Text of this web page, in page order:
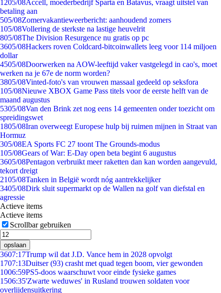
1205/08Accell, moederbedrijf Sparta en Batavus, vraagt uitstel van
betaling aan
505/08Zomervakantieweerbericht: aanhoudend zomers
105/08Vollering de sterkste na lastige heuvelrit
805/08The Division Resurgence nu gratis op pc
3605/08Hackers roven Coldcard-bitcoinwallets leeg voor 114 miljoen
dollar
4505/08Doorwerken na AOW-leeftijd vaker vastgelegd in cao's, moet
werken na je 67e de norm worden?
3805/08Vinted-foto's van vrouwen massaal gedeeld op seksfora
105/08Nieuwe XBOX Game Pass titels voor de eerste helft van de
maand augustus
5305/08Van den Brink zet nog eens 14 gemeenten onder toezicht om
spreidingswet
1805/08Iran overweegt Europese hulp bij ruimen mijnen in Straat van
Hormuz
305/08EA Sports FC 27 toont The Grounds-modus
105/08Gears of War: E-Day open beta begint 6 augustus
3605/08Pentagon verbruikt meer raketten dan kan worden aangevuld,
tekort dreigt
2105/08Tanken in België wordt nóg aantrekkelijker
3405/08Dirk sluit supermarkt op de Wallen na golf van diefstal en
agressie
Actieve items
Actieve items
Scrollbar gebruiken
opslaan
3607:17Trump wil dat J.D. Vance hem in 2028 opvolgt
1707:13Duitser (93) crasht met quad tegen boom, vier gewonden
1006:59PS5-doos waarschuwt voor einde fysieke games
1506:35'Zwarte weduwes' in Rusland trouwen soldaten voor
overlijdensuitkering